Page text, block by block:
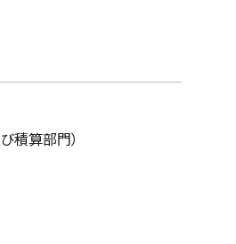
積算部門）